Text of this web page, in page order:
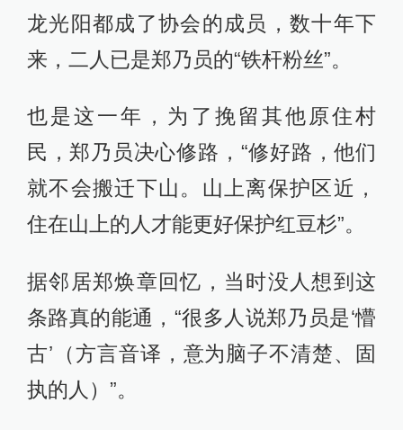
龙光阳都成了协会的成员，数十年下
来，二人已是郑乃员的“铁杆粉丝”。
也是这一年，为了挽留其他原住村
民，郑乃员决心修路，“修好路，他们
就不会搬迁下山。山上离保护区近，
住在山上的人才能更好保护红豆杉”。
据邻居郑焕章回忆，当时没人想到这
条路真的能通，“很多人说郑乃员是‘懵
古’（方言音译，意为脑子不清楚、固
执的人）”。